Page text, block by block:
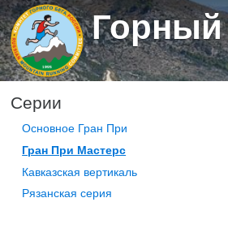
Горный
Серии
Основное Гран При
Гран При Мастерс
Кавказская вертикаль
Рязанская серия